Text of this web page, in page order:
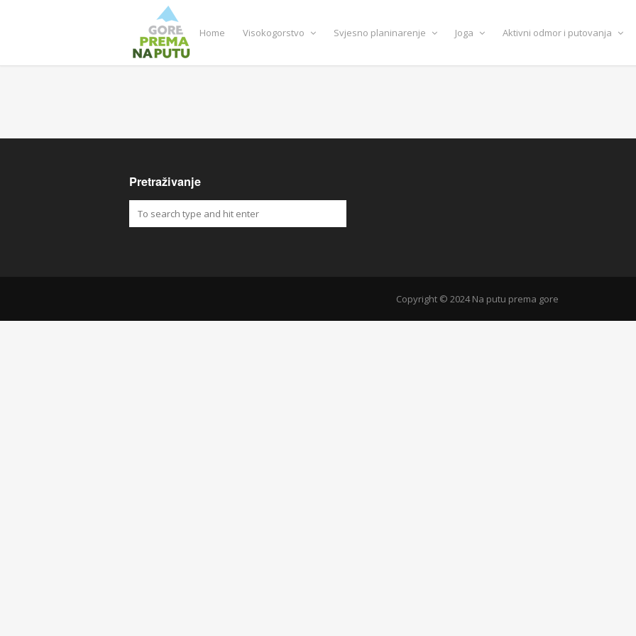
Home Visokogorstvo Svjesno planinarenje Joga Aktivni odmor i putovanja
Pretraživanje
Copyright © 2024 Na putu prema gore